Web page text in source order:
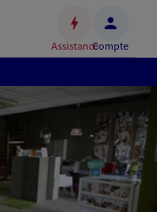
AssistanceCompte